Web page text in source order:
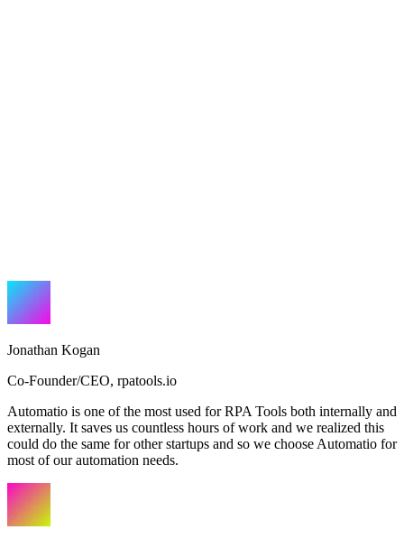
Jonathan Kogan
Co-Founder/CEO, rpatools.io
Automatio is one of the most used for RPA Tools both internally and
externally. It saves us countless hours of work and we realized this
could do the same for other startups and so we choose Automatio for
most of our automation needs.